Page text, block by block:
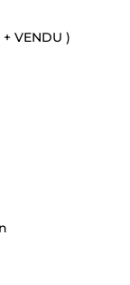
+ VENDU )